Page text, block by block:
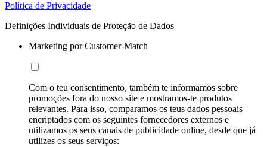
Política de Privacidade
Definições Individuais de Proteção de Dados
Marketing por Customer-Match
Com o teu consentimento, também te informamos sobre
promoções fora do nosso site e mostramos-te produtos
relevantes. Para isso, comparamos os teus dados pessoais
encriptados com os seguintes fornecedores externos e
utilizamos os seus canais de publicidade online, desde que já
utilizes os seus serviços: